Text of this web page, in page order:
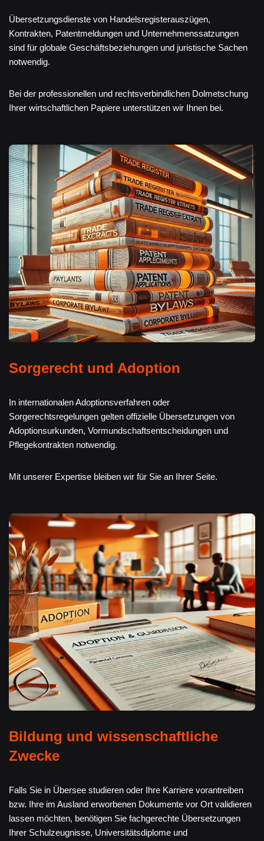
Übersetzungsdienste von Handelsregisterauszügen,
Kontrakten, Patentmeldungen und Unternehmenssatzungen
sind für globale Geschäftsbeziehungen und juristische Sachen
notwendig.
Bei der professionellen und rechtsverbindlichen Dolmetschung
Ihrer wirtschaftlichen Papiere unterstützen wir Ihnen bei.
Sorgerecht und Adoption
In internationalen Adoptionsverfahren oder
Sorgerechtsregelungen gelten offizielle Übersetzungen von
Adoptionsurkunden, Vormundschaftsentscheidungen und
Pflegekontrakten notwendig.
Mit unserer Expertise bleiben wir für Sie an Ihrer Seite.
Bildung und wissenschaftliche
Zwecke
Falls Sie in Übersee studieren oder Ihre Karriere vorantreiben
bzw. Ihre im Ausland erworbenen Dokumente vor Ort validieren
lassen möchten, benötigen Sie fachgerechte Übersetzungen
Ihrer Schulzeugnisse, Universitätsdiplome und